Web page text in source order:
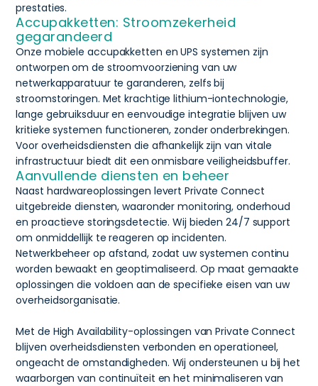
prestaties.
Accupakketten: Stroomzekerheid
gegarandeerd
Onze mobiele accupakketten en UPS systemen zijn
ontworpen om de stroomvoorziening van uw
netwerkapparatuur te garanderen, zelfs bij
stroomstoringen. Met krachtige lithium-iontechnologie,
lange gebruiksduur en eenvoudige integratie blijven uw
kritieke systemen functioneren, zonder onderbrekingen.
Voor overheidsdiensten die afhankelijk zijn van vitale
infrastructuur biedt dit een onmisbare veiligheidsbuffer.
Aanvullende diensten en beheer
Naast hardwareoplossingen levert Private Connect
uitgebreide diensten, waaronder monitoring, onderhoud
en proactieve storingsdetectie. Wij bieden 24/7 support
om onmiddellijk te reageren op incidenten.
Netwerkbeheer op afstand, zodat uw systemen continu
worden bewaakt en geoptimaliseerd. Op maat gemaakte
oplossingen die voldoen aan de specifieke eisen van uw
overheidsorganisatie.
Met de High Availability-oplossingen van Private Connect
blijven overheidsdiensten verbonden en operationeel,
ongeacht de omstandigheden. Wij ondersteunen u bij het
waarborgen van continuïteit en het minimaliseren van